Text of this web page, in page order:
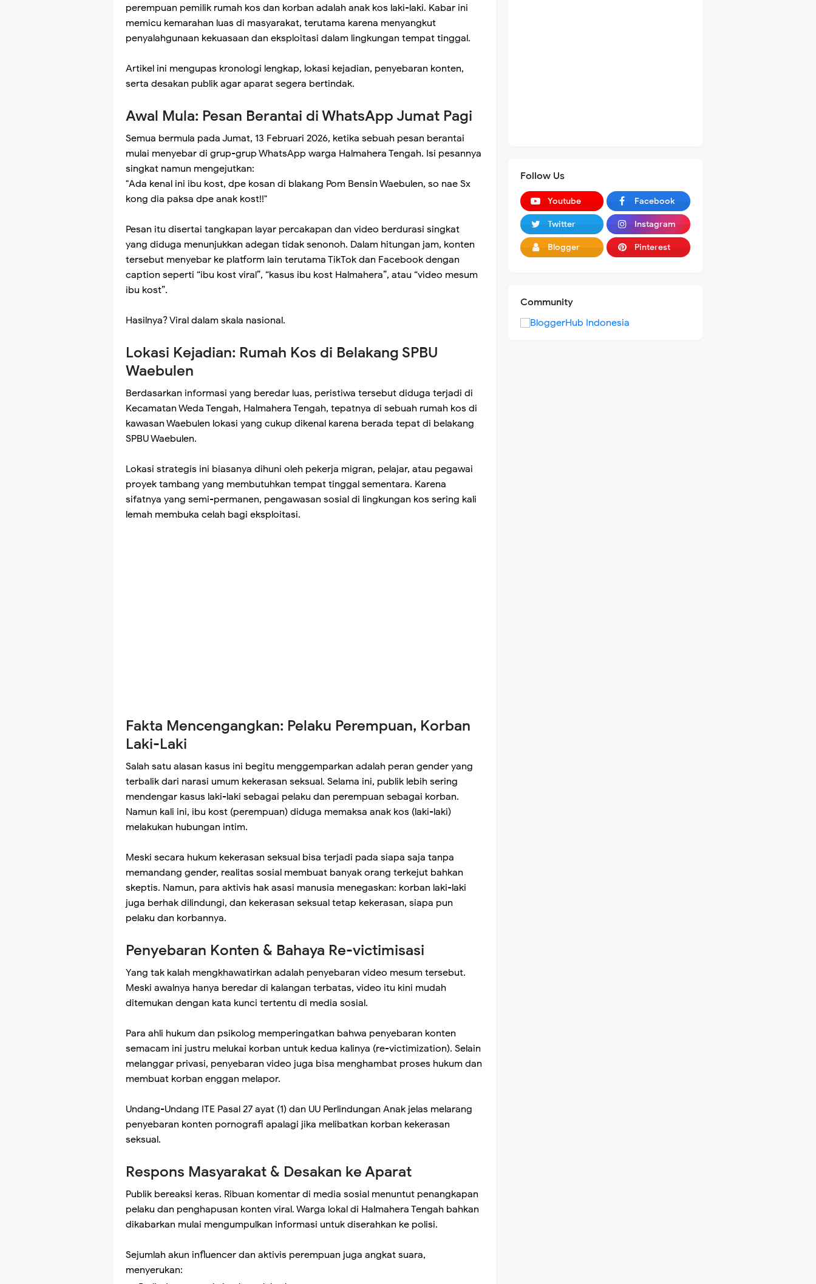
perempuan pemilik rumah kos dan korban adalah anak kos laki-laki. Kabar ini
memicu kemarahan luas di masyarakat, terutama karena menyangkut
penyalahgunaan kekuasaan dan eksploitasi dalam lingkungan tempat tinggal.
Artikel ini mengupas kronologi lengkap, lokasi kejadian, penyebaran konten,
serta desakan publik agar aparat segera bertindak.
Awal Mula: Pesan Berantai di WhatsApp Jumat Pagi
Semua bermula pada Jumat, 13 Februari 2026, ketika sebuah pesan berantai
mulai menyebar di grup-grup WhatsApp warga Halmahera Tengah. Isi pesannya
singkat namun mengejutkan:
"Ada kenal ini ibu kost, dpe kosan di blakang Pom Bensin Waebulen, so nae Sx
kong dia paksa dpe anak kost!!"
Pesan itu disertai tangkapan layar percakapan dan video berdurasi singkat
yang diduga menunjukkan adegan tidak senonoh. Dalam hitungan jam, konten
tersebut menyebar ke platform lain terutama TikTok dan Facebook dengan
caption seperti “ibu kost viral”, “kasus ibu kost Halmahera”, atau “video mesum
ibu kost”.
Hasilnya? Viral dalam skala nasional.
Lokasi Kejadian: Rumah Kos di Belakang SPBU
Waebulen
Berdasarkan informasi yang beredar luas, peristiwa tersebut diduga terjadi di
Kecamatan Weda Tengah, Halmahera Tengah, tepatnya di sebuah rumah kos di
kawasan Waebulen lokasi yang cukup dikenal karena berada tepat di belakang
SPBU Waebulen.
Lokasi strategis ini biasanya dihuni oleh pekerja migran, pelajar, atau pegawai
proyek tambang yang membutuhkan tempat tinggal sementara. Karena
sifatnya yang semi-permanen, pengawasan sosial di lingkungan kos sering kali
lemah membuka celah bagi eksploitasi.
Fakta Mencengangkan: Pelaku Perempuan, Korban
Laki-Laki
Salah satu alasan kasus ini begitu menggemparkan adalah peran gender yang
terbalik dari narasi umum kekerasan seksual. Selama ini, publik lebih sering
mendengar kasus laki-laki sebagai pelaku dan perempuan sebagai korban.
Namun kali ini, ibu kost (perempuan) diduga memaksa anak kos (laki-laki)
melakukan hubungan intim.
Meski secara hukum kekerasan seksual bisa terjadi pada siapa saja tanpa
memandang gender, realitas sosial membuat banyak orang terkejut bahkan
skeptis. Namun, para aktivis hak asasi manusia menegaskan: korban laki-laki
juga berhak dilindungi, dan kekerasan seksual tetap kekerasan, siapa pun
pelaku dan korbannya.
Penyebaran Konten & Bahaya Re-victimisasi
Yang tak kalah mengkhawatirkan adalah penyebaran video mesum tersebut.
Meski awalnya hanya beredar di kalangan terbatas, video itu kini mudah
ditemukan dengan kata kunci tertentu di media sosial.
Para ahli hukum dan psikolog memperingatkan bahwa penyebaran konten
semacam ini justru melukai korban untuk kedua kalinya (re-victimization). Selain
melanggar privasi, penyebaran video juga bisa menghambat proses hukum dan
membuat korban enggan melapor.
Undang-Undang ITE Pasal 27 ayat (1) dan UU Perlindungan Anak jelas melarang
penyebaran konten pornografi apalagi jika melibatkan korban kekerasan
seksual.
Respons Masyarakat & Desakan ke Aparat
Publik bereaksi keras. Ribuan komentar di media sosial menuntut penangkapan
pelaku dan penghapusan konten viral. Warga lokal di Halmahera Tengah bahkan
dikabarkan mulai mengumpulkan informasi untuk diserahkan ke polisi.
Sejumlah akun influencer dan aktivis perempuan juga angkat suara,
menyerukan:
Follow Us
Youtube Facebook
Twitter Instagram
Blogger Pinterest
Community